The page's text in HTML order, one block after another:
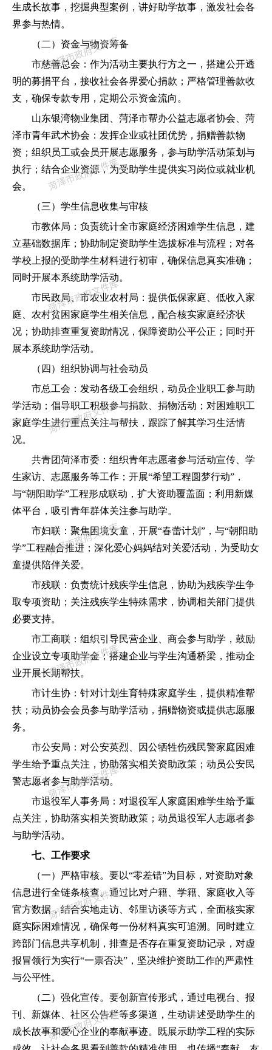
生成长故事，挖掘典型案例，讲好助学故事，激发社会各
界参与热情。
（二）资金与物资筹备
市慈善总会：作为活动主要执行方之一，搭建公开透
明的募捐平台，接收社会各界爱心捐款；严格管理善款收
支，确保专款专用，定期公示资金流向。
山东银湾物业集团、菏泽市帮办公益志愿者协会、菏
泽市青年武术协会：发挥企业或社团优势，捐赠善款物
资；组织员工或会员开展志愿服务，参与助学活动策划与
执行；结合企业资源，为受助学生提供实习岗位或就业机
会。
（三）学生信息收集与审核
市教体局：负责统计全市家庭经济困难学生信息，建
立基础数据库；协助制定资助学生选拔标准与流程；对各
学校上报的受助学生材料进行初审，确保信息真实准确；
同时开展本系统助学活动。
市民政局、市农业农村局：提供低保家庭、低收入家
庭、农村贫困家庭学生相关信息，配合核实家庭经济状
况；协助排查重复资助情况，保障资助公平公正；同时开
展本系统助学活动。
（四）组织协调与社会动员
市总工会：发动各级工会组织，动员企业职工参与助
学活动；倡导职工积极参与捐款、捐物活动；对困难职工
家庭学生进行重点关注与帮扶，跟踪了解其学习生活情
况。
共青团菏泽市委：组织青年志愿者参与活动宣传、学
生家访、志愿服务等工作；开展“希望工程圆梦行动”，
与“朝阳助学”工程形成联动，扩大资助覆盖面；利用新媒
体平台，吸引青年群体关注参与助学。
市妇联：聚焦困境女童，开展“春蕾计划”，与“朝阳助
学”工程融合推进；深化爱心妈妈结对关爱活动，为受助女
童提供陪伴关爱。
市残联：负责统计残疾学生信息，协助为残疾学生争
取专项资助；关注残疾学生特殊需求，协调相关部门提供
必要支持。
市工商联：组织引导民营企业、商会参与助学，鼓励
企业设立专项助学金；搭建企业与学生沟通桥梁，推动企
业开展长期帮扶。
市计生协：针对计划生育特殊家庭学生，提供精准帮
扶；动员协会会员参与助学活动，捐赠物资或提供志愿服
务。
市公安局：对公安英烈、因公牺牲伤残民警家庭困难
学生给予重点关注，协助落实相关资助政策；动员公安民
警志愿者参与助学活动。
市退役军人事务局：对退役军人家庭困难学生给予重
点关注，协助落实相关资助政策；动员退役军人志愿者参
与助学活动。
七、工作要求
（一）严格审核。 要以“零差错”为目标，对资助对象
信息进行全链条核查。通过比对户籍、学籍、家庭收入等
官方数据，结合实地走访、邻里访谈等方式，全面核实家
庭实际困难情况，确保每一份材料真实可追溯。同时建立
跨部门信息共享机制，排查是否存在重复资助记录，对虚
报冒领行为实行“一票否决”，坚决维护资助工作的严肃性
与公平性。
（二）强化宣传。 要创新宣传形式，通过电视台、 报
刊、 新媒体、社区公告栏等多渠道，生动讲述受助学生的
成长故事和爱心企业的奉献事迹。既展示助学工程的实际